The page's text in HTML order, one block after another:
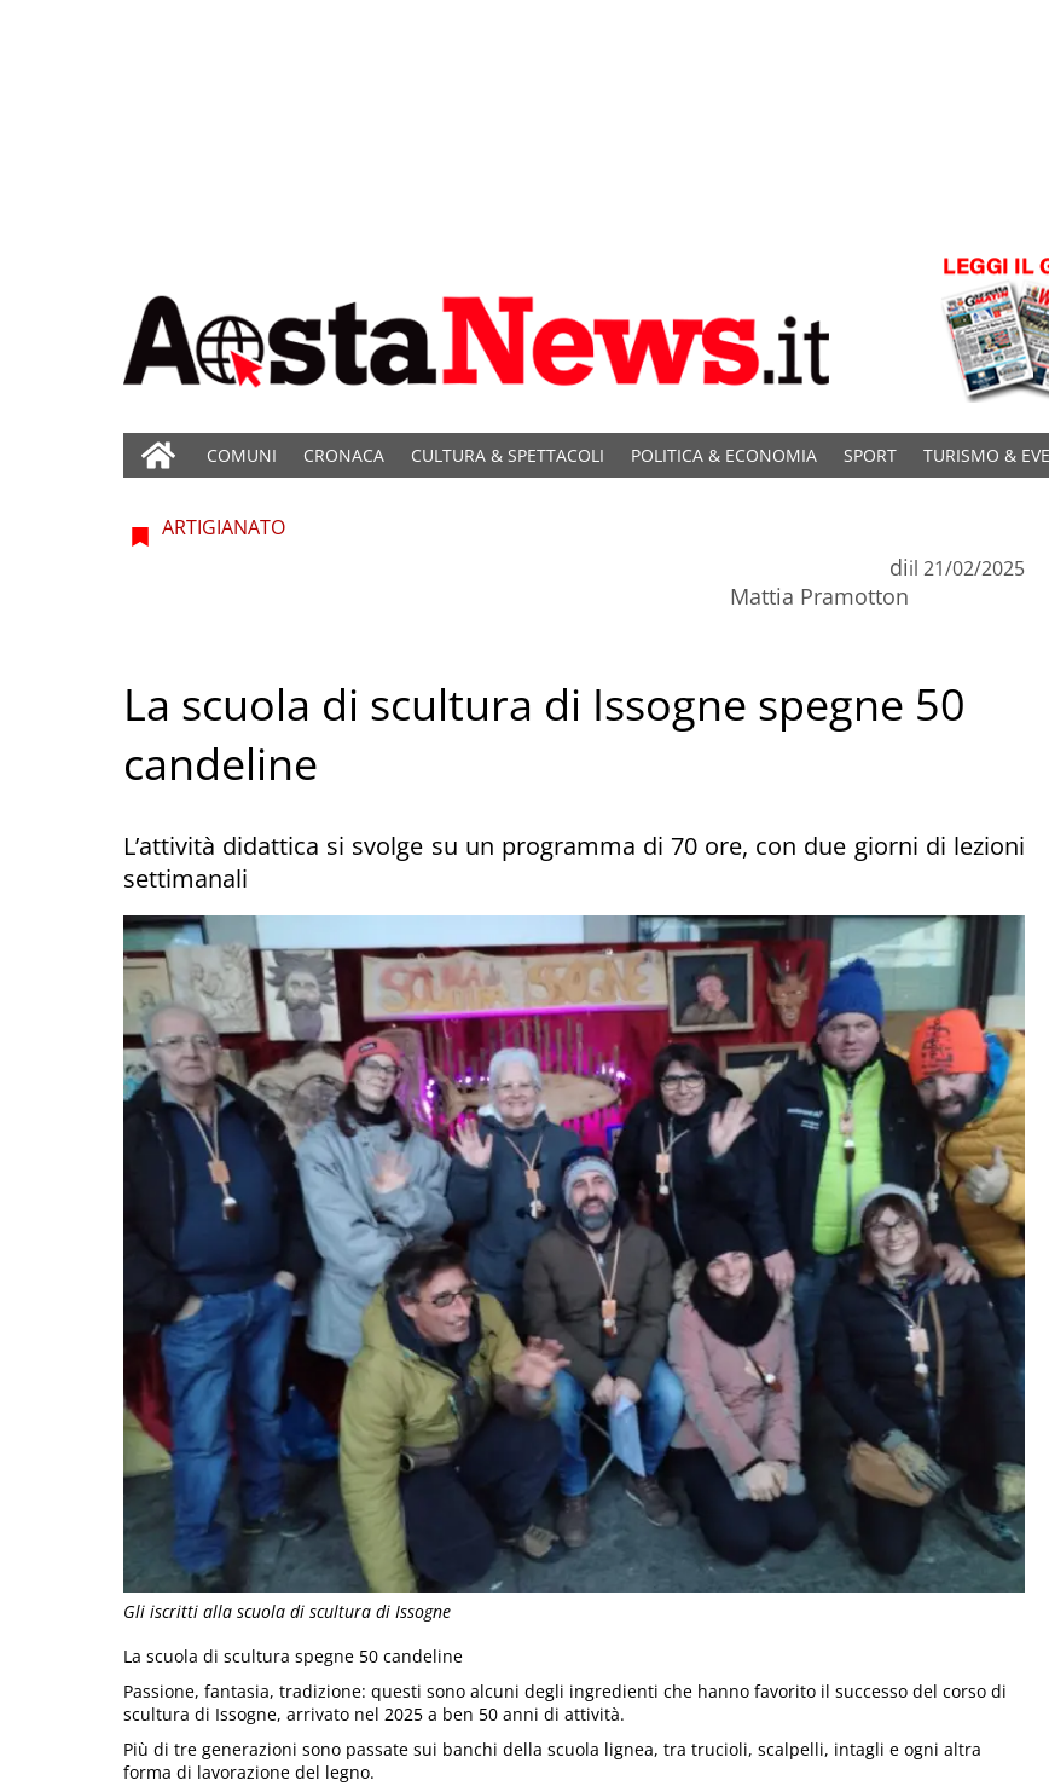
COMUNI CRONACA CULTURA & SPETTACOLI POLITICA & ECONOMIA SPORT TURISMO &
Gli iscritti alla scuola di scultura di Issogne
ARTIGIANATO
di
Mattia Pramotton
il 21/02/2025
La scuola di scultura di Issogne spegne 50
candeline
L’attività didattica si svolge su un programma di 70 ore, con due giorni di lezioni
settimanali
La scuola di scultura spegne 50 candeline
Passione, fantasia, tradizione: questi sono alcuni degli ingredienti che hanno favorito il successo del corso di
scultura di Issogne, arrivato nel 2025 a ben 50 anni di attività.
Più di tre generazioni sono passate sui banchi della scuola lignea, tra trucioli, scalpelli, intagli e ogni altra
forma di lavorazione del legno.